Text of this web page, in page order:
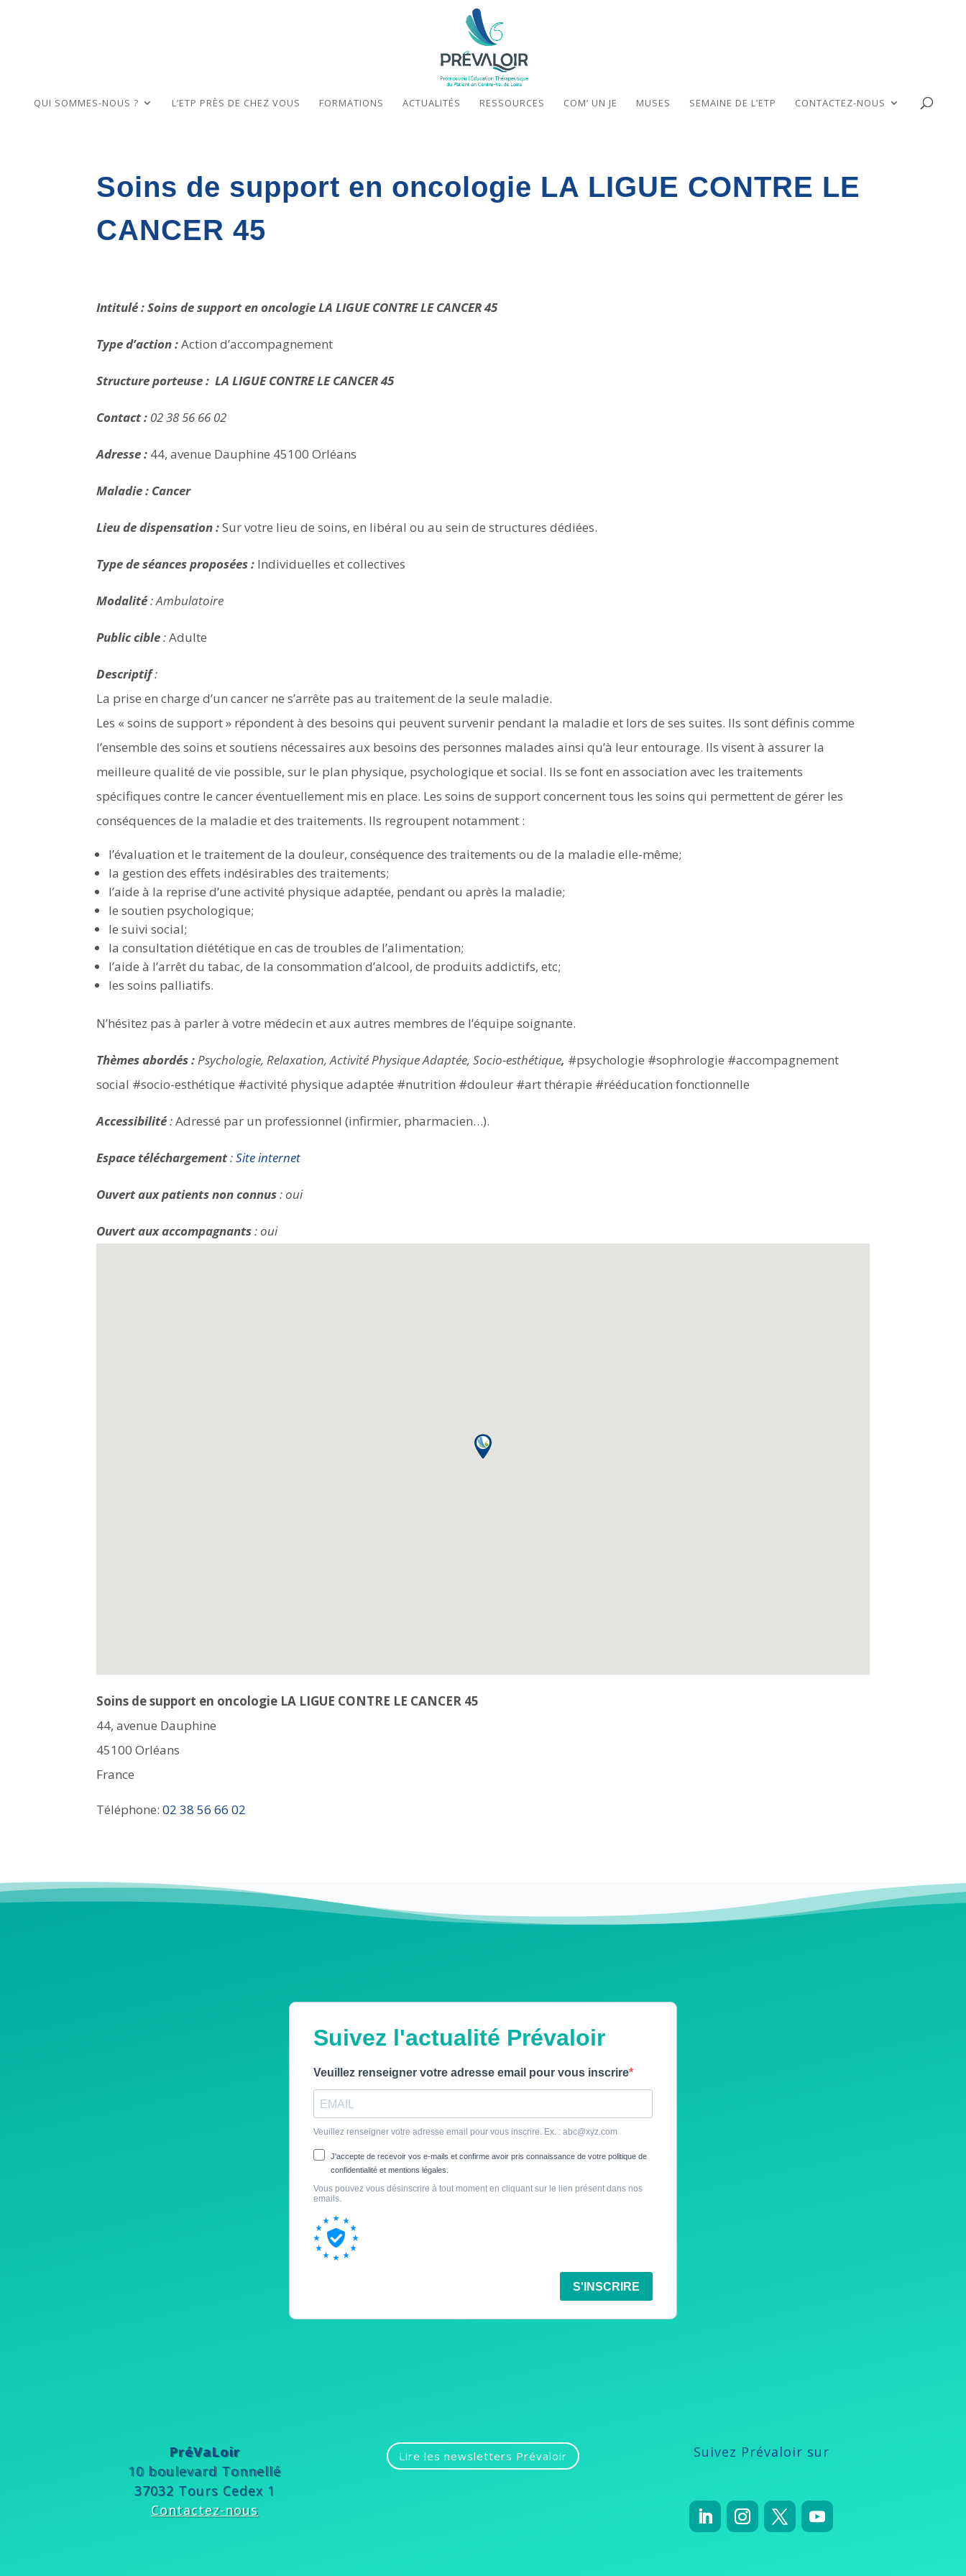
QUI SOMMES-NOUS ? L’ETP PRÈS DE CHEZ VOUS FORMATIONS ACTUALITÉS RESSOURCES COM’ UN JE MUSES SEMAINE DE L’ETP CONTACTEZ-NOUS
Soins de support en oncologie LA LIGUE CONTRE LE
CANCER 45
Intitulé : Soins de support en oncologie LA LIGUE CONTRE LE CANCER 45
Type d’action :Action d’accompagnement
Structure porteuse : LA LIGUE CONTRE LE CANCER 45
Contact : 02 38 56 66 02
Adresse : 44, avenue Dauphine 45100 Orléans
Maladie : Cancer
Lieu de dispensation :Sur votre lieu de soins, en libéral ou au sein de structures dédiées.
Type de séances proposées : Individuelles et collectives
Modalité: Ambulatoire
Public cible:Adulte
Descriptif:
La prise en charge d’un cancer ne s’arrête pas au traitement de la seule maladie.
Les « soins de support » répondent à des besoins qui peuvent survenir pendant la maladie et lors de ses suites. Ils sont définis comme
l’ensemble des soins et soutiens nécessaires aux besoins des personnes malades ainsi qu’à leur entourage. Ils visent à assurer la
meilleure qualité de vie possible, sur le plan physique, psychologique et social. Ils se font en association avec les traitements
spécifiques contre le cancer éventuellement mis en place. Les soins de support concernent tous les soins qui permettent de gérer les
conséquences de la maladie et des traitements. Ils regroupent notamment :
l’évaluation et le traitement de la douleur, conséquence des traitements ou de la maladie elle-même;
la gestion des effets indésirables des traitements;
l’aide à la reprise d’une activité physique adaptée, pendant ou après la maladie;
le soutien psychologique;
le suivi social;
la consultation diététique en cas de troubles de l’alimentation;
l’aide à l’arrêt du tabac, de la consommation d’alcool, de produits addictifs, etc;
les soins palliatifs.
N’hésitez pas à parler à votre médecin et aux autres membres de l’équipe soignante.
Thèmes abordés :Psychologie, Relaxation, Activité Physique Adaptée, Socio-esthétique, #psychologie #sophrologie #accompagnement
social #socio-esthétique #activité physique adaptée #nutrition #douleur #art thérapie #rééducation fonctionnelle
Accessibilité:Adressé par un professionnel (infirmier, pharmacien…).
Espace téléchargement:Site internet
Ouvert aux patients non connus: oui
Ouvert aux accompagnants: oui
Soins de support en oncologie LA LIGUE CONTRE LE CANCER 45
44, avenue Dauphine
45100Orléans
France
Téléphone:02 38 56 66 02
PréVaLoir
10 boulevard Tonnellé
37032 Tours Cedex 1
Contactez-nous
Lire les newsletters Prévaloir Suivez Prévaloir sur